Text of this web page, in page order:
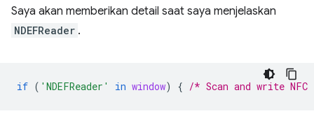
Saya akan memberikan detail saat saya menjelaskan
NDEFReader .
if ( 'NDEFReader' in window) { /* Scan and write NFC